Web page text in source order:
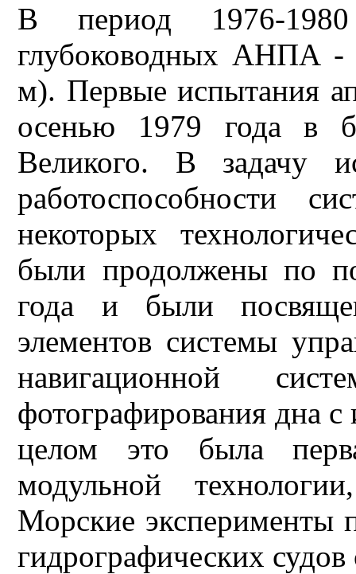
В период 1976-
глубоководных АНПА
м). Первые испытания
осенью 1979 года в
Великого. В задачу
работоспособности
некоторых
были продолжены по
года и были
элементов системы
навигационной
фотографирования дна
целом это была
модульной
Морские эксперименты
гидрографических судов